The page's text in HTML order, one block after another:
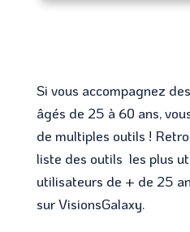
Si vous accompagnez
âgés de 25 à 60 ans,
de multiples outils !
liste des outils les plus
utilisateurs de + de 25
sur VisionsGalaxy.